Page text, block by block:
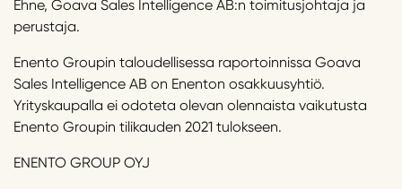
Ehne, Goava Sales Intelligence AB:n toimitusjohtaja ja
perustaja.
Enento Groupin taloudellisessa raportoinnissa Goava
Sales Intelligence AB on Enenton osakkuusyhtiö.
Yrityskaupalla ei odoteta olevan olennaista vaikutusta
Enento Groupin tilikauden 2021 tulokseen.
ENENTO GROUP OYJ